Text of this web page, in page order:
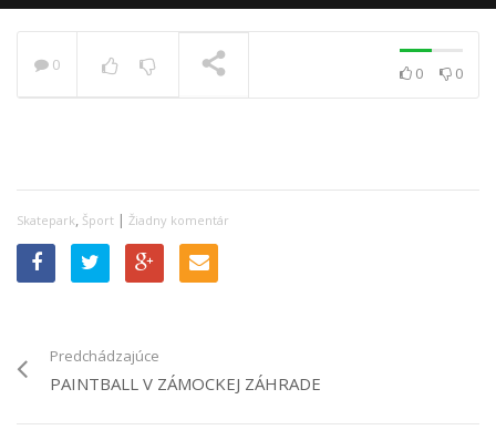
0 0 0
Skatepark, Šport | Žiadny komentár
Predchádzajúce
PAINTBALL V ZÁMOCKEJ ZÁHRADE